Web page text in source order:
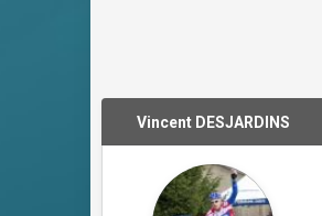
Vincent DESJARDINS